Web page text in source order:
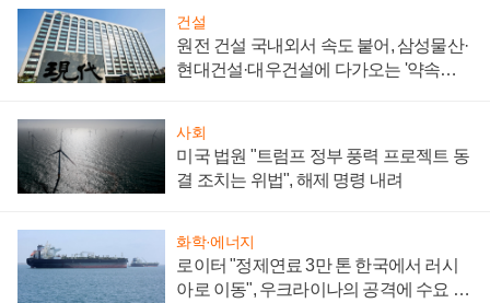
건설
원전 건설 국내외서 속도 붙어, 삼성물산·
현대건설·대우건설에 다가오는 '약속의
사회
미국 법원 "트럼프 정부 풍력 프로젝트 동
결 조치는 위법", 해제 명령 내려
화학·에너지
로이터 "정제연료 3만 톤 한국에서 러시
아로 이동", 우크라이나의 공격에 수요 늘